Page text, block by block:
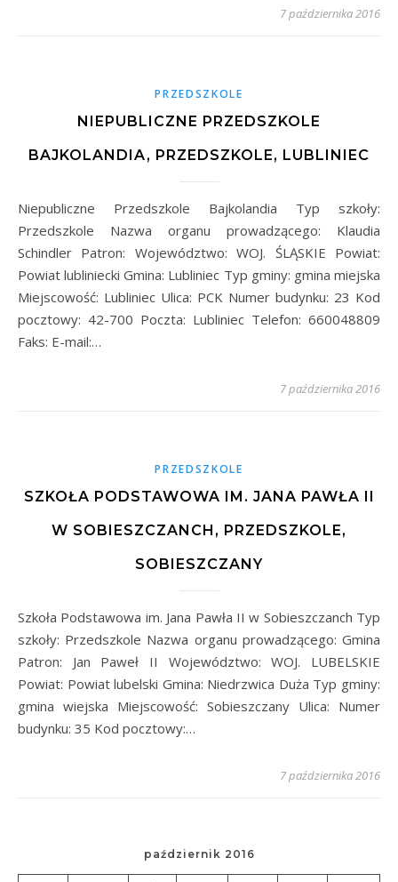
7 października 2016
PRZEDSZKOLE
NIEPUBLICZNE PRZEDSZKOLE
BAJKOLANDIA, PRZEDSZKOLE, LUBLINIEC
Niepubliczne Przedszkole Bajkolandia Typ szkoły:
Przedszkole Nazwa organu prowadzącego: Klaudia
Schindler Patron: Województwo: WOJ. ŚLĄSKIE Powiat:
Powiat lubliniecki Gmina: Lubliniec Typ gminy: gmina miejska
Miejscowość: Lubliniec Ulica: PCK Numer budynku: 23 Kod
pocztowy: 42-700 Poczta: Lubliniec Telefon: 660048809
Faks: E-mail:…
7 października 2016
PRZEDSZKOLE
SZKOŁA PODSTAWOWA IM. JANA PAWŁA II
W SOBIESZCZANCH, PRZEDSZKOLE,
SOBIESZCZANY
Szkoła Podstawowa im. Jana Pawła II w Sobieszczanch Typ
szkoły: Przedszkole Nazwa organu prowadzącego: Gmina
Patron: Jan Paweł II Województwo: WOJ. LUBELSKIE
Powiat: Powiat lubelski Gmina: Niedrzwica Duża Typ gminy:
gmina wiejska Miejscowość: Sobieszczany Ulica: Numer
budynku: 35 Kod pocztowy:…
7 października 2016
październik 2016